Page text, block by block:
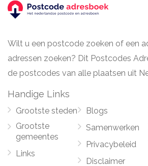
Wilt u een postcode zoeken of een
adressen zoeken? Dit Postcodes
de postcodes van alle plaatsen uit
Handige Links
Grootste steden
Grootste
gemeentes
Links
Blogs
Samenwerken
Privacybeleid
Disclaimer